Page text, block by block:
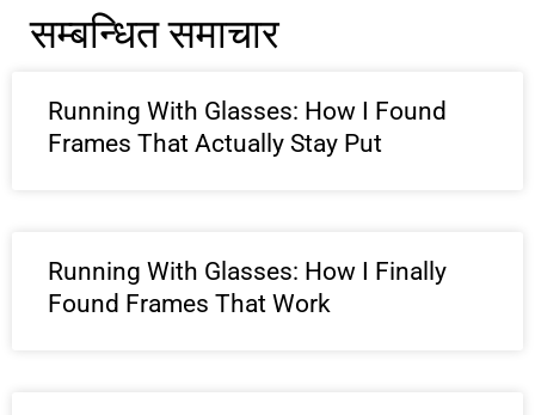
सम्बन्धित समाचार
Running With Glasses: How I Found
Frames That Actually Stay Put
Running With Glasses: How I Finally
Found Frames That Work